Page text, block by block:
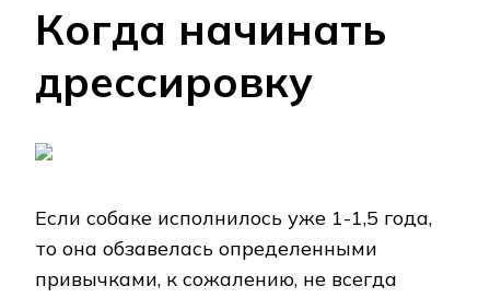
Когда начинать
дрессировку
Если собаке исполнилось уже 1-1,5 года,
то она обзавелась определенными
привычками, к сожалению, не всегда